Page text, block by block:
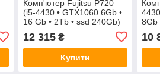
Комп'ютер Fujitsu P720
(i5-4430 • GTX1060 6Gb •
16 Gb • 2Tb • ssd 240Gb)
12 315₴
Купити
8Gb
10